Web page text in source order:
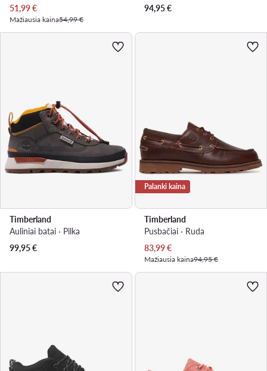
Dabartinė kaina
51,99€
Mažiausia kaina54,99 €
94,95€
Timberland
Auliniai batai · Pilka
99,95€
Palanki kaina
Timberland
Pusbačiai · Ruda
Dabartinė kaina
83,99€
Mažiausia kaina94,95 €